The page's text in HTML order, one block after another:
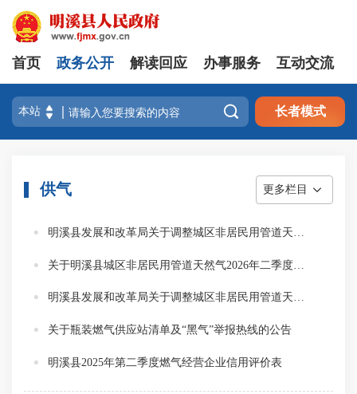
首页 政务公开 解读回应 办事服务 互动交流
 长者模式
供气 更多栏目
明溪县发展和改革局关于调整城区非居民用管道天然气销售价格的通知
关于瓶装燃气供应站清单及“黑气”举报热线的公告
明溪县2025年第二季度燃气经营企业信用评价表